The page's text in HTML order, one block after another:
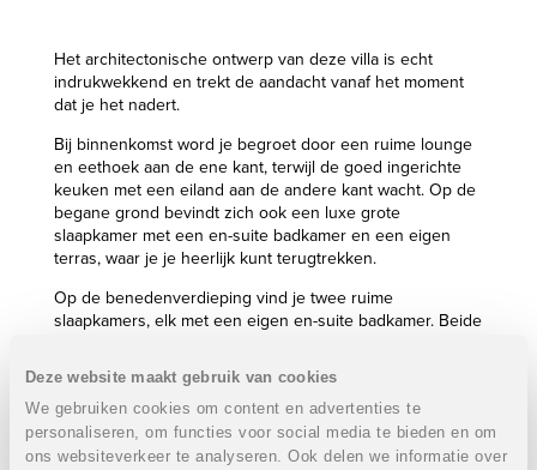
Deze website maakt gebruik van cookies
We gebruiken cookies om content en advertenties te
personaliseren, om functies voor social media te bieden en om
ons websiteverkeer te analyseren. Ook delen we informatie over
Het architectonische ontwerp van deze villa is echt
indrukwekkend en trekt de aandacht vanaf het moment
dat je het nadert.
Bij binnenkomst word je begroet door een ruime lounge
en eethoek aan de ene kant, terwijl de goed ingerichte
keuken met een eiland aan de andere kant wacht. Op de
begane grond bevindt zich ook een luxe grote
slaapkamer met een en-suite badkamer en een eigen
terras, waar je je heerlijk kunt terugtrekken.
Op de benedenverdieping vind je twee ruime
slaapkamers, elk met een eigen en-suite badkamer. Beide
Extra voorzieningen in de villa zijn onder andere een
handige wasruimte, een gastenbadkamer en een
afgesloten garage, die zorgen voor praktische
bruikbaarheid en functionaliteit.